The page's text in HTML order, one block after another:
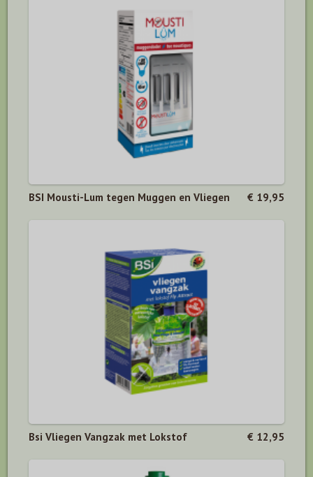
BSI Mousti-Lum tegen Muggen en Vliegen € 19,95
Bsi Vliegen Vangzak met Lokstof € 12,95